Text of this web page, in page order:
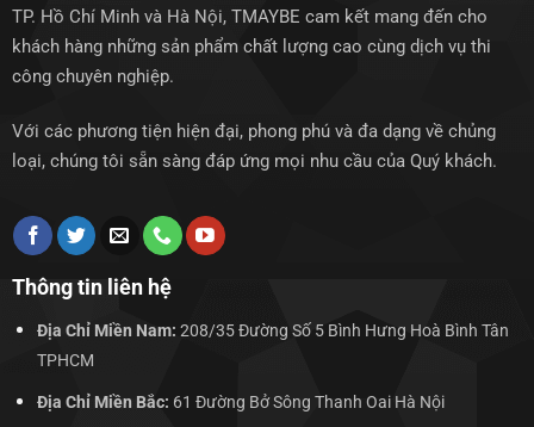
TP. Hồ Chí Minh và Hà Nội, TMAYBE cam kết mang đến cho
khách hàng những sản phẩm chất lượng cao cùng dịch vụ thi
công chuyên nghiệp.
Với các phương tiện hiện đại, phong phú và đa dạng về chủng
loại, chúng tôi sẵn sàng đáp ứng mọi nhu cầu của Quý khách.
Thông tin liên hệ
Địa Chỉ Miền Nam: 208/35 Đường Số 5 Bình Hưng Hoà Bình Tân
TPHCM
Địa Chỉ Miền Bắc: 61 Đường Bở Sông Thanh Oai Hà Nội